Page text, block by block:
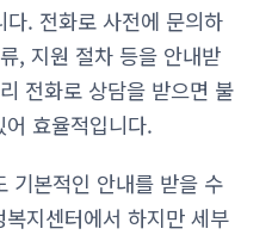
. 전화로 사전에 문의하
, 지원 절차 등을 안내받
전화로 상담을 받으면 불
효율적입니다.
기본적인 안내를 받을 수
지센터에서 하지만 세부